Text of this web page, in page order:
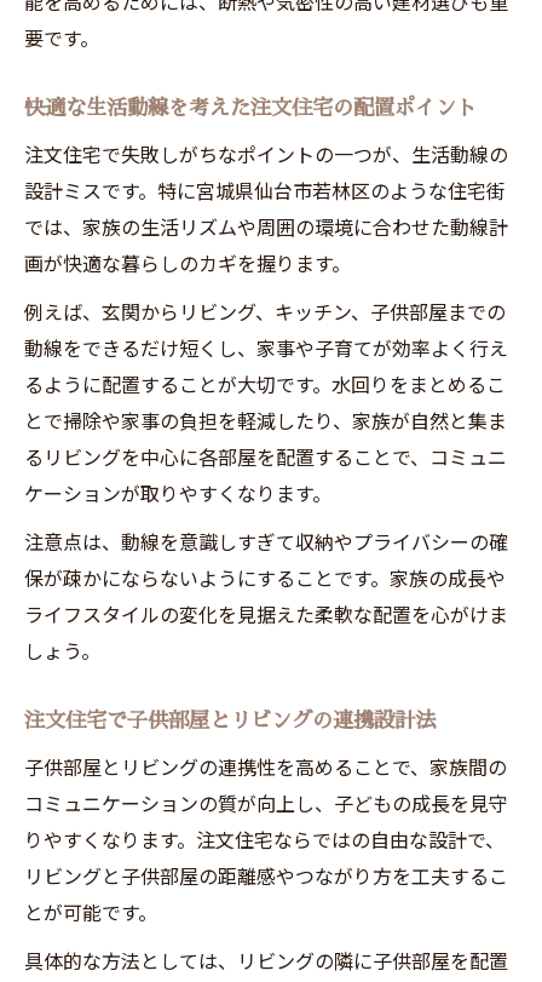
要です。
快適な生活動線を考えた注文住宅の配置ポイント
注文住宅で失敗しがちなポイントの一つが、生活動線の
設計ミスです。特に宮城県仙台市若林区のような住宅街
では、家族の生活リズムや周囲の環境に合わせた動線計
画が快適な暮らしのカギを握ります。
例えば、玄関からリビング、キッチン、子供部屋までの
動線をできるだけ短くし、家事や子育てが効率よく行え
るように配置することが大切です。水回りをまとめるこ
とで掃除や家事の負担を軽減したり、家族が自然と集ま
るリビングを中心に各部屋を配置することで、コミュニ
ケーションが取りやすくなります。
注意点は、動線を意識しすぎて収納やプライバシーの確
保が疎かにならないようにすることです。家族の成長や
ライフスタイルの変化を見据えた柔軟な配置を心がけま
しょう。
注文住宅で子供部屋とリビングの連携設計法
子供部屋とリビングの連携性を高めることで、家族間の
コミュニケーションの質が向上し、子どもの成長を見守
りやすくなります。注文住宅ならではの自由な設計で、
リビングと子供部屋の距離感やつながり方を工夫するこ
とが可能です。
具体的な方法としては、リビングの隣に子供部屋を配置